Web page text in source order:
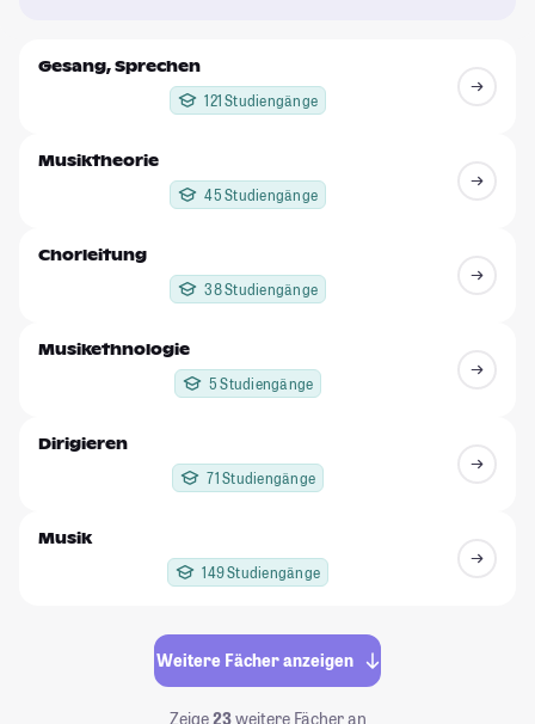
Gesang, Sprechen
121 Studiengänge
Musiktheorie
45 Studiengänge
Chorleitung
38 Studiengänge
Musikethnologie
5 Studiengänge
Dirigieren
71 Studiengänge
Musik
149 Studiengänge
Weitere Fächer anzeigen
Zeige23weitere Fächer an